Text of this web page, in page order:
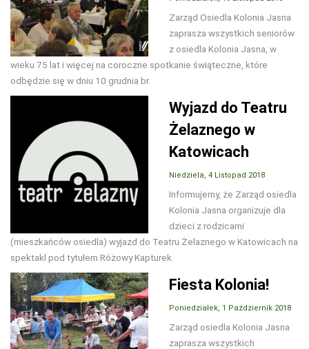
Zarząd Osiedla Kolonia Jasna
zaprasza wszystkich seniorów
z osiedla Kolonia Jasna, w
wieku 75 lat i więcej na coroczne spotkanie świąteczne, które
odbędzie się w dniu 10 grudnia br.
Wyjazd do Teatru
Żelaznego w
Katowicach
Niedziela, 4 Listopad 2018
Informujemy, że Zarząd osiedla
Kolonia Jasna organizuje dla
dzieci z rodzicami
(mieszkańców osiedla) wyjazd do Teatru Żelaznego w Katowicach na
spektakl pod tytułem Różowy Kapturek.
Fiesta Kolonia!
Poniedziałek, 1 Październik 2018
Zarząd osiedla Kolonia Jasna
zaprasza wszystkich